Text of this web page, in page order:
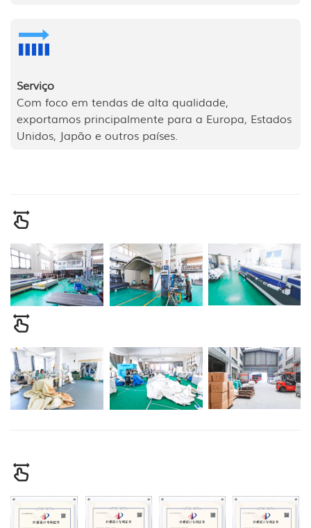
Serviço
Com foco em tendas de alta qualidade,
exportamos principalmente para a Europa, Estados
Unidos, Japão e outros países.